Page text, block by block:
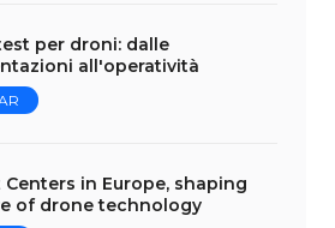
per droni: dalle
all'operatività
Centers in Europe, shaping
of drone technology